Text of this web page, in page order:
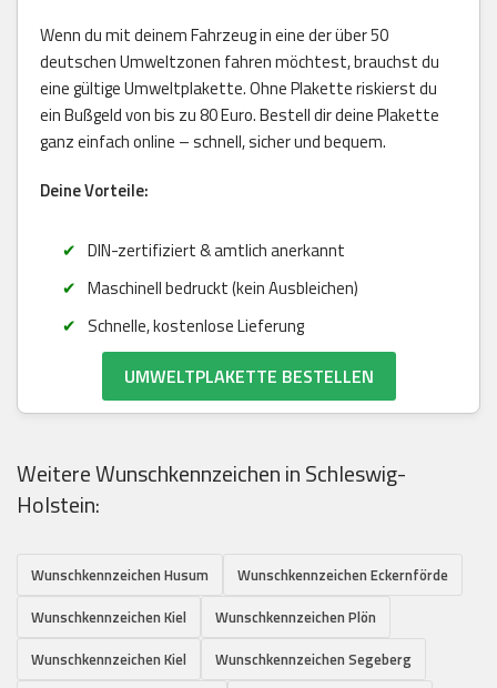
Wenn du mit deinem Fahrzeug in eine der über 50
deutschen Umweltzonen fahren möchtest, brauchst du
eine gültige Umweltplakette. Ohne Plakette riskierst du
ein Bußgeld von bis zu 80 Euro. Bestell dir deine Plakette
ganz einfach online – schnell, sicher und bequem.
Deine Vorteile:
DIN-zertifiziert & amtlich anerkannt
Maschinell bedruckt (kein Ausbleichen)
Schnelle, kostenlose Lieferung
UMWELTPLAKETTE BESTELLEN
Weitere Wunschkennzeichen in Schleswig-
Holstein:
Wunschkennzeichen Husum
Wunschkennzeichen Eckernförde
Wunschkennzeichen Kiel
Wunschkennzeichen Plön
Wunschkennzeichen Kiel
Wunschkennzeichen Segeberg